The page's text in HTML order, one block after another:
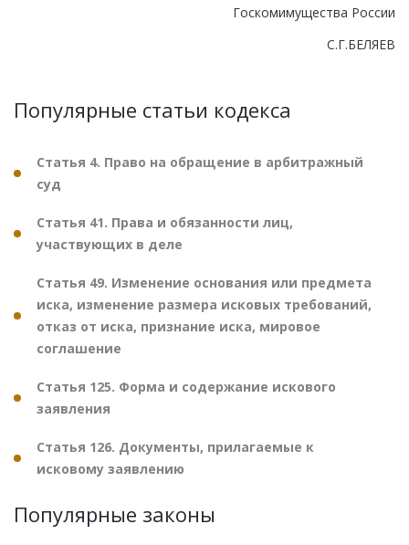
Госкомимущества России
С.Г.БЕЛЯЕВ
Популярные статьи кодекса
Статья 4. Право на обращение в арбитражный
суд
Статья 41. Права и обязанности лиц,
участвующих в деле
Статья 49. Изменение основания или предмета
иска, изменение размера исковых требований,
отказ от иска, признание иска, мировое
соглашение
Статья 125. Форма и содержание искового
заявления
Статья 126. Документы, прилагаемые к
исковому заявлению
Популярные законы